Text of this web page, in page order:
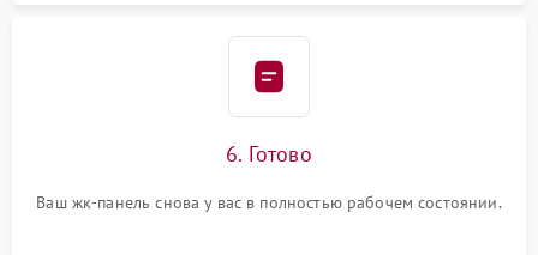
6. Готово
Ваш жк-панель снова у вас в полностью рабочем состоянии.